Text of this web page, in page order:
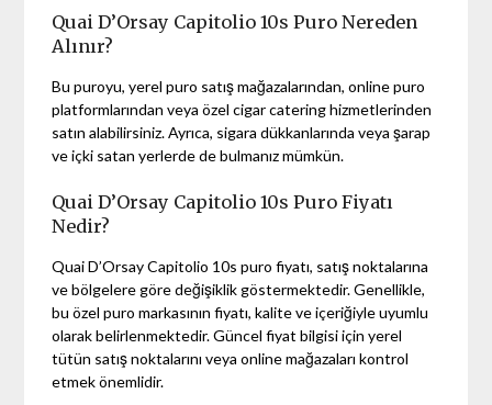
Quai D’Orsay Capitolio 10s Puro Nereden
Alınır?
Bu puroyu, yerel puro satış mağazalarından, online puro
platformlarından veya özel cigar catering hizmetlerinden
satın alabilirsiniz. Ayrıca, sigara dükkanlarında veya şarap
ve içki satan yerlerde de bulmanız mümkün.
Quai D’Orsay Capitolio 10s Puro Fiyatı
Nedir?
Quai D’Orsay Capitolio 10s puro fiyatı, satış noktalarına
ve bölgelere göre değişiklik göstermektedir. Genellikle,
bu özel puro markasının fiyatı, kalite ve içeriğiyle uyumlu
olarak belirlenmektedir. Güncel fiyat bilgisi için yerel
tütün satış noktalarını veya online mağazaları kontrol
etmek önemlidir.